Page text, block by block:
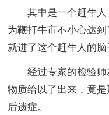
其中是一个赶牛人
为鞭打牛市不小心达
就进了这个赶牛人的脑
经过专家的检验师
物质给以了出来，竟
后遗症。